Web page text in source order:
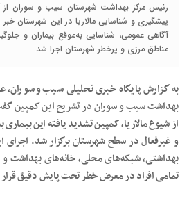
رئیس مرکز بهداشت شهرستان سیب و سوران از
پیشگیری و شناسایی مالاریا در این شهرستان
آگاهی عمومی، شناسایی به‌موقع بیماران و
مناطق مرزی و پرخطر شهرستان اجرا شد.
به گزارش پایگاه خبری تحلیلی سیب و سوران،
بهداشت سیب و سوران در تشریح این کمپین
از شیوع مالاریا، کمپین تشدید یافته این
و غیرفعال در سطح شهرستان برگزار شد. اجرای
بهداشتی، شبکه‌های محلی، خانه‌های بهداشت
تمامی افراد در معرض خطر تحت پایش دقیق